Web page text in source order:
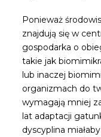
Ponieważ
znajdują się w
gospodarka o
takie jak
lub inaczej
organizmach do
wymagają mniej
lat adaptacji
dyscyplina